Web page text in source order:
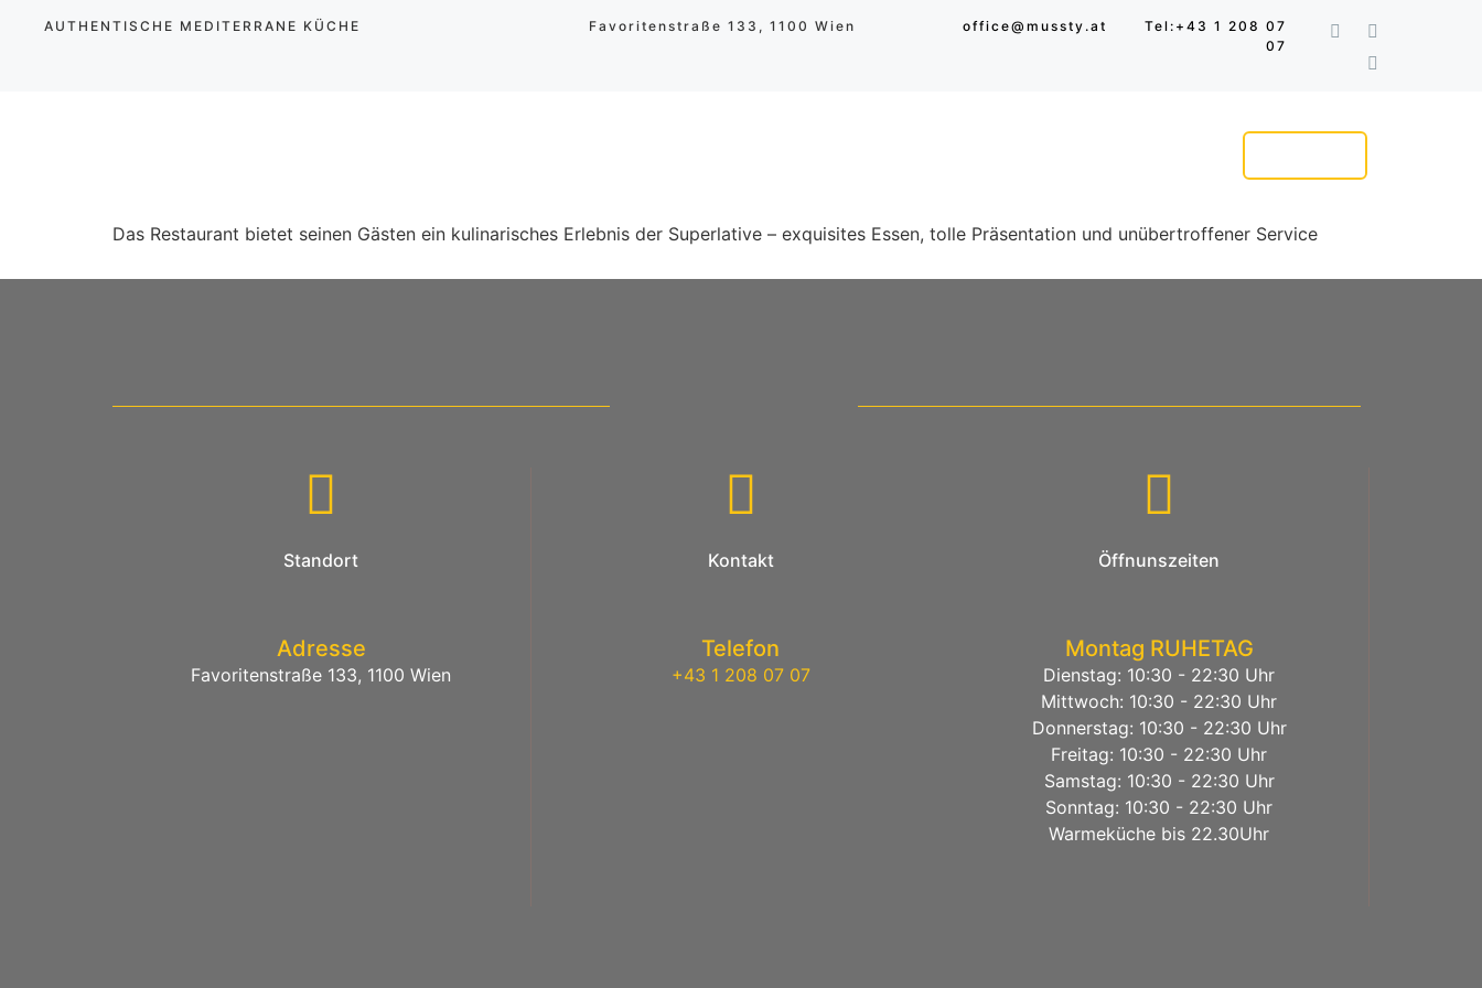
AUTHENTISCHE MEDITERRANE KÜCHE Favoritenstraße 133, 1100 Wien office@mussty.at
Tel:+43 1 208 07
07
Das Restaurant bietet seinen Gästen ein kulinarisches Erlebnis der Superlative – exquisites Essen, tolle Präsentation und unübertroffener Service
Standort
Adresse
Favoritenstraße 133, 1100 Wien
Kontakt
Telefon
+43 1 208 07 07
Öffnunszeiten
Montag RUHETAG
Dienstag: 10:30 - 22:30 Uhr
Mittwoch: 10:30 - 22:30 Uhr
Donnerstag: 10:30 - 22:30 Uhr
Freitag: 10:30 - 22:30 Uhr
Samstag: 10:30 - 22:30 Uhr
Sonntag: 10:30 - 22:30 Uhr
Warmeküche bis 22.30Uhr